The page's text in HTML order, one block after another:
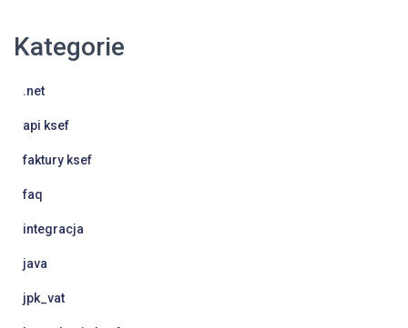
Kategorie
.net
api ksef
faktury ksef
faq
integracja
java
jpk_vat